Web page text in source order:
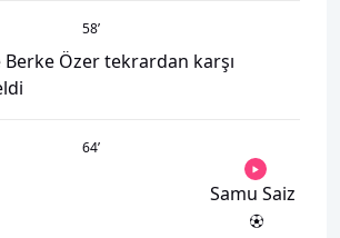
58’
Özer tekrardan karşı
64’
Samu Saiz